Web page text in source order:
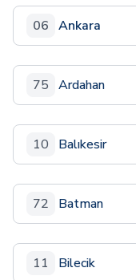
06 Ankara
75 Ardahan
10 Balıkesir
72 Batman
11 Bilecik